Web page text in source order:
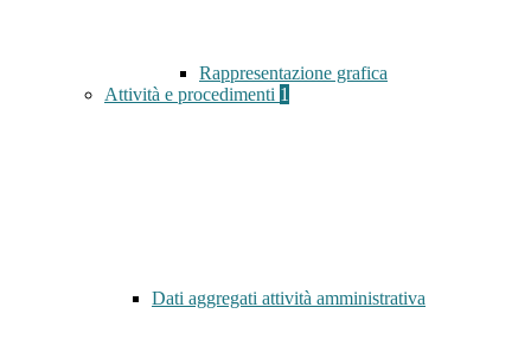
Rappresentazione grafica
Attività e procedimenti 1
Dati aggregati attività amministrativa